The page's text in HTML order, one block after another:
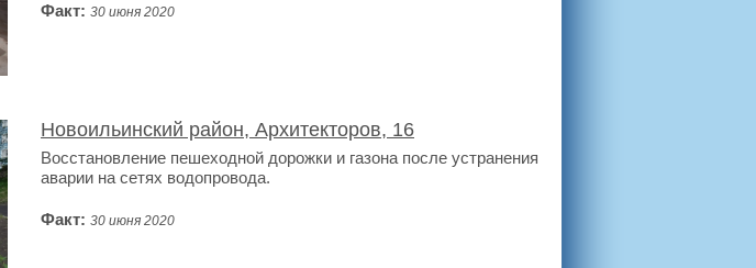
Факт: 30 июня 2020
Новоильинский район, Архитекторов, 16
Восстановление пешеходной дорожки и газона после устранения
аварии на сетях водопровода.
Факт: 30 июня 2020